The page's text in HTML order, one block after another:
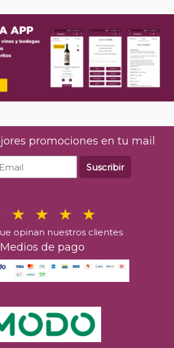
promociones en tu mail
Suscribir
opinan nuestros clientes
Medios de pago